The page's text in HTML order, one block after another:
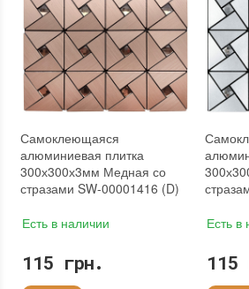
Площадь модуля
0,09 м²
Страна производителя: Китай
Бренд:
Sticker Wall
Тип поверхности
Матовая
Страна
Бренд:
Тип
Самоклеющаяся
алюминиевая плитка
300х300х3мм Медная со
стразами SW-00001416 (D)
Есть в наличии
115 грн.
Есть в
115